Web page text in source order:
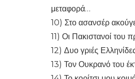
μεταφορά…
10) Στο ασανσέρ
11) Οι Πακιστανοί του
12) Δυο γριές
13) Τον Ουκρανό του